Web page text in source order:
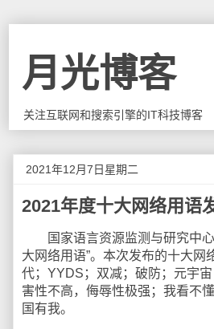
月光博客
关注互联网和搜索引擎的IT科技博客
2021年12月7日星期二
2021年度十大网络用语
国家语言资源监测与研究中心
大网络用语”。本次发布的十大网
代；YYDS；双减；破防；元宇
害性不高，侮辱性极强；我看不
国有我。